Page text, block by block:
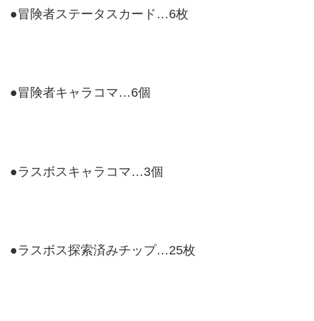
●冒険者ステータスカード…6枚
●冒険者キャラコマ…6個
●ラスボスキャラコマ…3個
●ラスボス探索済みチップ…25枚